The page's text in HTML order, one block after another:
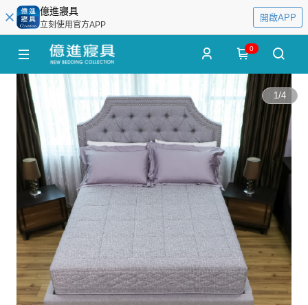
億進寢具
立刻使用官方APP
開啟APP
0
1/4